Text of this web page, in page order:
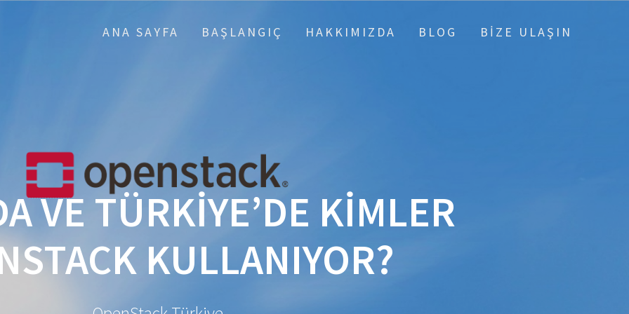
ANA SAYFA BAŞLANGIÇ HAKKIMIZDA BLOG BIZE ULAŞIN
VE TÜRKIYE’DE KIMLER
KULLANIYOR?